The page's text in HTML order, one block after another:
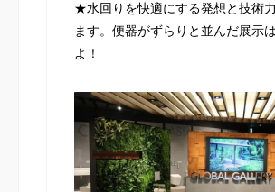
★水回りを快適にする発想と技術
ます。便器がずらりと並んだ展示
よ！